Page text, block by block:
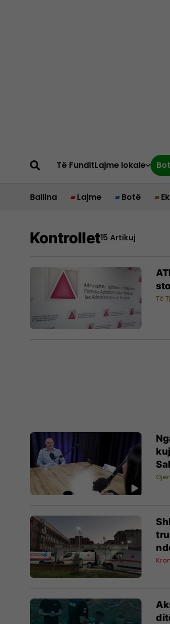
Të FunditLajme lokale
Ballina Lajme Botë
Kontrollet15 Artikuj
Të